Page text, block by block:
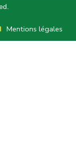
Mentions légales